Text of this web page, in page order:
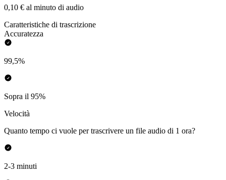
0,10 € al minuto di audio
Caratteristiche di trascrizione
Accuratezza
99,5%
Sopra il 95%
Velocità
Quanto tempo ci vuole per trascrivere un file audio di 1 ora?
2-3 minuti